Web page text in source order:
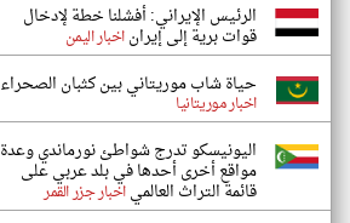
الرئيس الإيراني: أفشلنا خطة لإدخال
قوات برية إلى إيراناخبار اليمن
حياة شاب موريتاني بين كثبان الصحراء
اخبار موريتانيا
اليونيسكو تدرج شواطئ نورماندي وعدة
مواقع أخرى أحدها في بلد عربي على
قائمة التراث العالمياخبار جزر القمر